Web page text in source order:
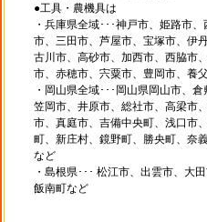
●工具・農機具は
・兵庫県全域･･･神戸市、姫路市
市、三田市、芦屋市、宝塚市、伊
古川市、高砂市、加西市、西脇市
市、赤穂市、宍粟市、豊岡市、養
・岡山県全域･･･岡山県岡山市、
笠岡市、井原市、総社市、高梁市
市、真庭市、吉備中央町、浅口市
町、新庄村、鏡野町、勝央町、奈
など
・島根県･･･ 松江市、出雲市、大
飯南町など